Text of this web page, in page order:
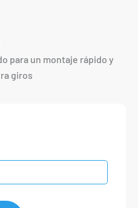
para un montaje rápido y
giros